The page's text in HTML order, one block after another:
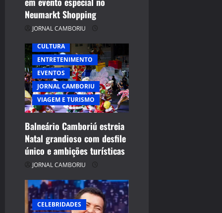
Neumarkt Shopping
JORNAL CAMBORIU
CULTURA
ENTRETENIMENTO
EVENTOS
JORNAL CAMBORIU
VIAGEM E TURISMO
Balneário Camboriú estreia
Natal grandioso com desfile
único e ambições turísticas
JORNAL CAMBORIU
CELEBRIDADES